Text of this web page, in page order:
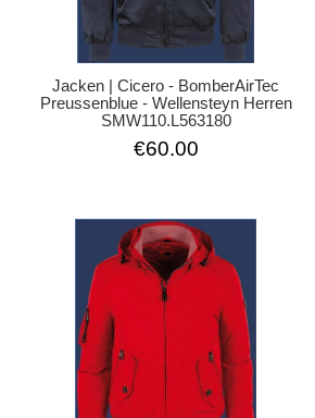
Jacken | Cicero - BomberAirTec
Preussenblue - Wellensteyn Herren
SMW110.L563180
€60.00